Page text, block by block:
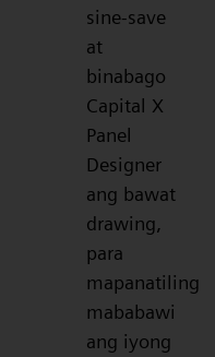
sine-save
at
binabago
Capital X
Panel
Designer
ang bawat
drawing,
para
mapanatiling
mababawi
ang iyong